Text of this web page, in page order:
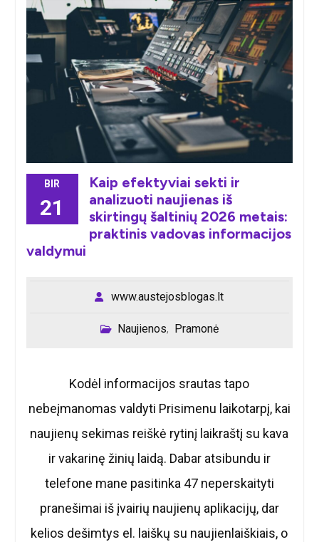
BIR
21
Kaip efektyviai sekti ir
analizuoti naujienas iš
skirtingų šaltinių 2026 metais:
praktinis vadovas informacijos
valdymui
www.austejosblogas.lt
Naujienos, Pramonė
Kodėl informacijos srautas tapo
nebeįmanomas valdyti Prisimenu laikotarpį, kai
naujienų sekimas reiškė rytinį laikraštį su kava
ir vakarinę žinių laidą. Dabar atsibundu ir
telefone mane pasitinka 47 neperskaityti
pranešimai iš įvairių naujienų aplikacijų, dar
kelios dešimtys el. laiškų su naujienlaiškiais, o